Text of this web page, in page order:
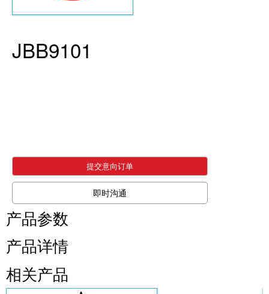
JBB9101
提交意向订单
即时沟通
产品参数
产品详情
相关产品